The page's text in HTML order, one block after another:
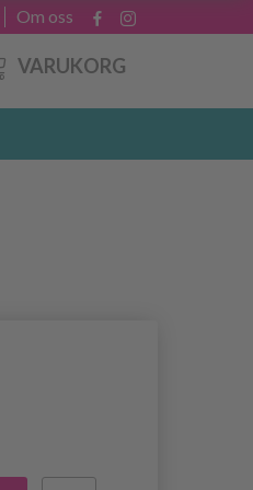
Om oss
VARUKORG